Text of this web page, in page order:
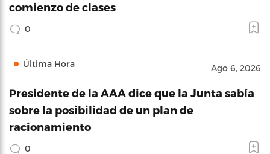
comienzo de clases
0
Última Hora Ago 6, 2026
Presidente de la AAA dice que la Junta sabía
sobre la posibilidad de un plan de
racionamiento
0